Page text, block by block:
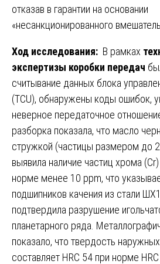
отказав в гарантии на основании
«несанкционированного
Ход исследования: В рамках
экспертизы коробки передач
считывание данных блока
(TCU), обнаружены коды ошибок,
неверное передаточное
разборка показала, что масло
стружкой (частицы размером до
выявила наличие частиц хрома
норме менее 10 ppm, что
подшипников качения из стали
подтвердила разрушение
планетарного ряда.
показало, что твердость
составляет HRC 54 при норме